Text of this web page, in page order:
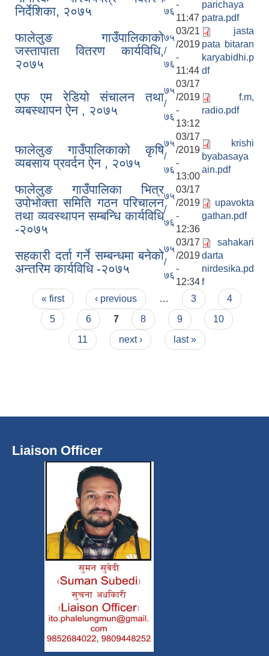
निर्देशिका, २०७५
७६
-
11:47
parichaya
patra.pdf
फालेलुङ गाउँपालिकाको
जस्तापाता वितरण कार्यविधि,
२०७५
७५
/
७६
03/21
/2019
-
11:44
jasta
pata bitaran
karyabidhi.p
df
एफ एम रेडियो संचालन तथा
व्यबस्थापन ऐन , २०७५
७५
/
७६
03/17
/2019
-
13:12
f.m,
radio.pdf
फालेलुङ गाउँपालिकाको कृषि
व्यबसाय प्रवर्दन ऐन , २०७५
७५
/
७६
03/17
/2019
-
13:00
krishi
byabasaya
ain.pdf
फालेलुङ गाउँपालिका भित्र
उपोभोक्ता समिति गठन परिचालन
तथा व्यवस्थापन सम्बन्धि कार्यविधि
-२०७५
७५
/
७६
03/17
/2019
-
12:36
upavokta
gathan.pdf
सहकारी दर्ता गर्ने सम्बन्धमा बनेको
अन्तरिम कार्यविधि -२०७५
७५
/
७६
03/17
/2019
-
12:34
sahakari
darta
nirdesika.pd
f
Pages
« first ‹ previous … 3
4
5
6 7 8 9
10
11
next › last »
Liaison Officer